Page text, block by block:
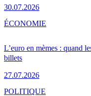
30.07.2026
L’euro en mèmes : quand
billets
27.07.2026
ÉCONOMIE
POLITIQUE